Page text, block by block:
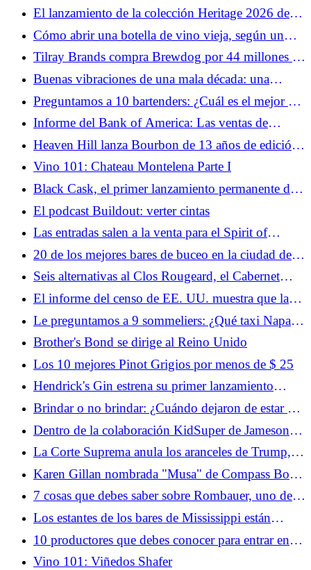
El lanzamiento de la colección Heritage 2026 de
Heaven Hill es el bourbon más antiguo de la serie
hasta el momento
Cómo abrir una botella de vino vieja, según un
sumiller
Tilray Brands compra Brewdog por 44 millones de
dólares: una caída dramática desde su valoración
máxima de más de 2 mil millones de dólares
Buenas vibraciones de una mala década: una
mirada a los bares inspirados en los años 70 de
Nueva York
Preguntamos a 10 bartenders: ¿Cuál es el mejor bar
nuevo de Filadelfia?
Informe del Bank of America: Las ventas de
alcohol en los bares tienden a aumentar, mientras
que el consumo en casa disminuye
Heaven Hill lanza Bourbon de 13 años de edición
limitada para honrar el cierre del campus histórico
de Deatsville
Vino 101: Chateau Montelena Parte I
Black Cask, el primer lanzamiento permanente de
Johnnie Walker en 15 años, fusiona whisky
escocés y bourbon
El podcast Buildout: verter cintas
Las entradas salen a la venta para el Spirit of
Speyside Whiskey Festival 2026
20 de los mejores bares de buceo en la ciudad de
Nueva York
Seis alternativas al Clos Rougeard, el Cabernet
Franc más codiciado del Valle del Loira
El informe del censo de EE. UU. muestra que las
exportaciones de vino y cerveza se desplomaron en
472 millones de dólares en 2025
Le preguntamos a 9 sommeliers: ¿Qué taxi Napa
vale la pena derrochar?
Brother's Bond se dirige al Reino Unido
Los 10 mejores Pinot Grigios por menos de $ 25
Hendrick's Gin estrena su primer lanzamiento
permanente en 9 años
Brindar o no brindar: ¿Cuándo dejaron de estar de
moda los aplausos?
Dentro de la colaboración KidSuper de Jameson en
la Semana de la Moda de París
La Corte Suprema anula los aranceles de Trump,
una victoria potencial para la industria del alcohol
de EE. UU.
Karen Gillan nombrada "Musa" de Compass Box
para el último lanzamiento de Hedonism
7 cosas que debes saber sobre Rombauer, uno de
los Chardonnays más emblemáticos de California
Los estantes de los bares de Mississippi están
vacíos mientras el ABC del estado se detiene
10 productores que debes conocer para entrar en
Borgoña
Vino 101: Viñedos Shafer